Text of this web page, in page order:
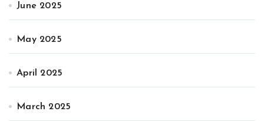
June 2025
May 2025
April 2025
March 2025